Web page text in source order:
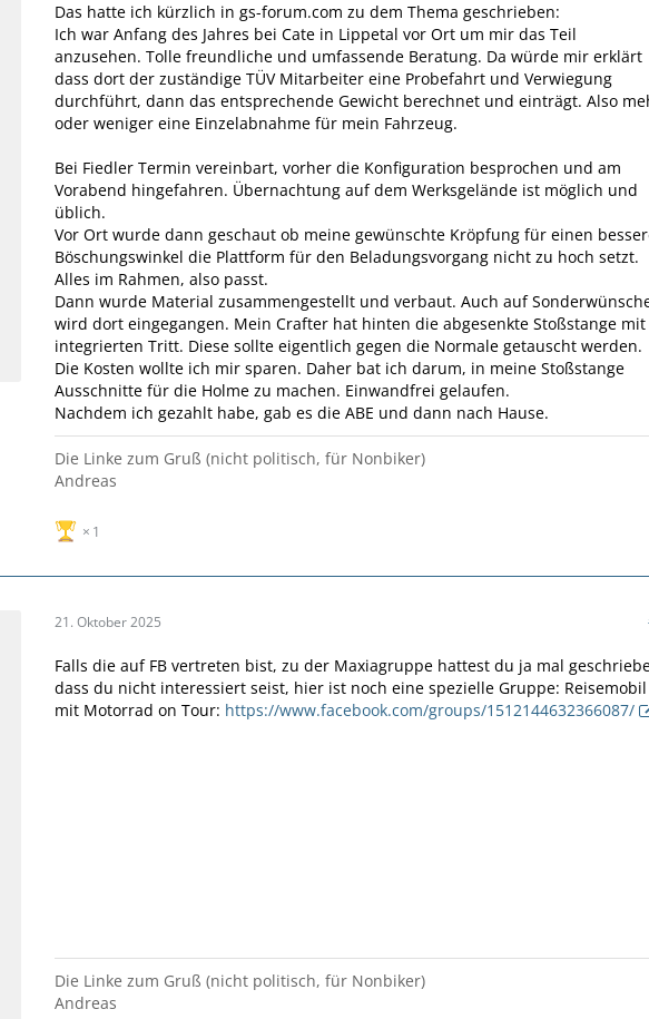
Das hatte ich kürzlich in gs-forum.com zu dem Thema geschrieben:
Ich war Anfang des Jahres bei Cate in Lippetal vor Ort um mir das Teil
anzusehen. Tolle freundliche und umfassende Beratung. Da würde mir erklärt
dass dort der zuständige TÜV Mitarbeiter eine Probefahrt und Verwiegung
durchführt, dann das entsprechende Gewicht berechnet und einträgt. Also
oder weniger eine Einzelabnahme für mein Fahrzeug.
Bei Fiedler Termin vereinbart, vorher die Konfiguration besprochen und am
Vorabend hingefahren. Übernachtung auf dem Werksgelände ist möglich und
üblich.
Vor Ort wurde dann geschaut ob meine gewünschte Kröpfung für einen
Böschungswinkel die Plattform für den Beladungsvorgang nicht zu hoch setzt.
Alles im Rahmen, also passt.
Dann wurde Material zusammengestellt und verbaut. Auch auf
wird dort eingegangen. Mein Crafter hat hinten die abgesenkte Stoßstange mit
integrierten Tritt. Diese sollte eigentlich gegen die Normale getauscht werden.
Die Kosten wollte ich mir sparen. Daher bat ich darum, in meine Stoßstange
Ausschnitte für die Holme zu machen. Einwandfrei gelaufen.
Nachdem ich gezahlt habe, gab es die ABE und dann nach Hause.
Die Linke zum Gruß (nicht politisch, für Nonbiker)
Andreas
1
21. Oktober 2025
Falls die auf FB vertreten bist, zu der Maxiagruppe hattest du ja mal
dass du nicht interessiert seist, hier ist noch eine spezielle Gruppe: Reisemobil
mit Motorrad on Tour: https://www.facebook.com/groups/1512144632366087/
Die Linke zum Gruß (nicht politisch, für Nonbiker)
Andreas